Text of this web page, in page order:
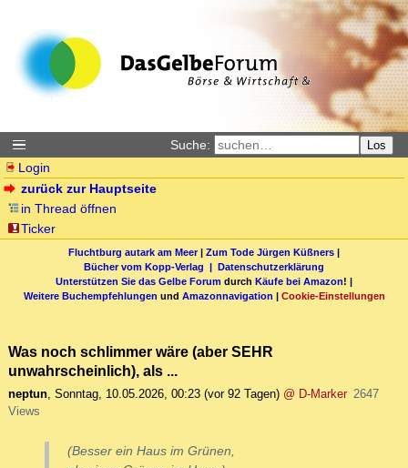
Suche: Los
Login
zurück zur Hauptseite
in Thread öffnen
Ticker
Fluchtburg autark am Meer| Zum Tode Jürgen Küßners |
Bücher vom Kopp-Verlag | Datenschutzerklärung
Unterstützen Sie das Gelbe Forum durch Käufe bei Amazon! |
Weitere Buchempfehlungen und Amazonnavigation | Cookie-Einstellungen
Was noch schlimmer wäre (aber SEHR
unwahrscheinlich), als ...
neptun, Sonntag, 10.05.2026, 00:23 (vor 92 Tagen) @ D-Marker 2647
Views
(Besser ein Haus im Grünen,